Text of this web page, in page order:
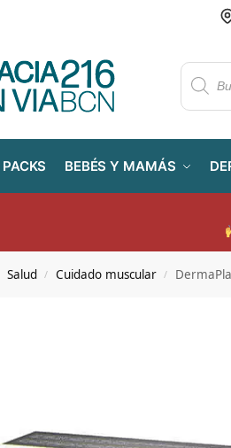
PACKS BEBÉS Y MAMÁS
Salud / Cuidado muscular /